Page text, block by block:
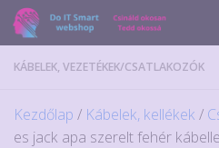
Skip to content
KÁBELEK, VEZETÉKEK/CSATLAKOZÓK
Kezdőlap / Kábelek, kellékek /
es jack apa szerelt fehér